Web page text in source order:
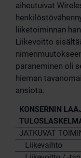
aiheutuivat
liiketoiminnan
Liikevoitto
paraneminen oli
hieman
ansiota.
KONSERNIN
JATKUVAT
Liikevaihto